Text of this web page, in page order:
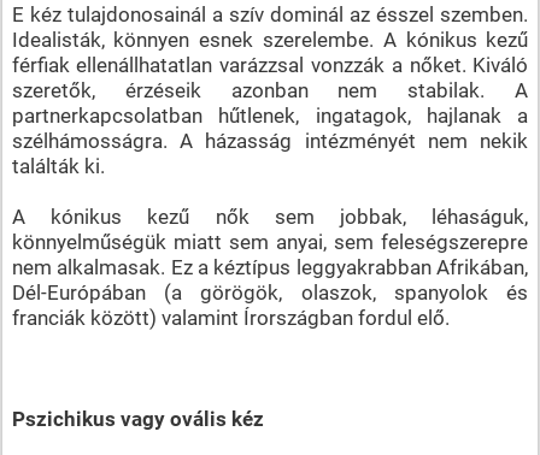
E kéz tulajdonosainál a szív dominál az ésszel szemben.
Idealisták, könnyen esnek szerelembe. A kónikus kezű
férfiak ellenállhatatlan varázzsal vonzzák a nőket. Kiváló
szeretők, érzéseik azonban nem stabilak. A
partnerkapcsolatban hűtlenek, ingatagok, hajlanak a
szélhámosságra. A házasság intézményét nem nekik
találták ki.
A kónikus kezű nők sem jobbak, léhaságuk,
könnyelműségük miatt sem anyai, sem feleségszerepre
nem alkalmasak. Ez a kéztípus leggyakrabban Afrikában,
Dél-Európában (a görögök, olaszok, spanyolok és
franciák között) valamint Írországban fordul elő.
Pszichikus vagy ovális kéz